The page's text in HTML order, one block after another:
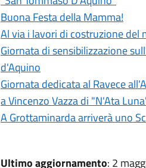
Buona Festa della Mamma!
Al via i lavori di costruzione del
Giornata di sensibilizzazione
d'Aquino
Giornata dedicata al Ravece
a Vincenzo Vazza di "N'Ata
A Grottaminarda arriverà uno
Ultimo aggiornamento: 2